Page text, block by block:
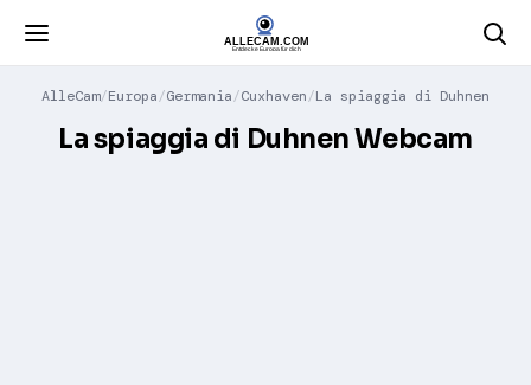
AlleCam Europa Germania Cuxhaven La spiaggia di Duhnen
La spiaggia di Duhnen Webcam